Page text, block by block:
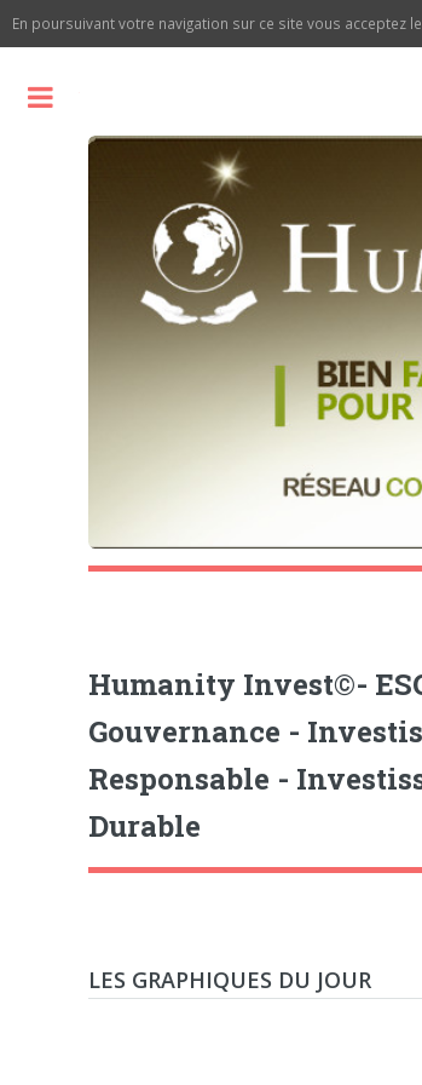
En poursuivant votre navigation sur ce site vous acceptez
Humanity Invest©-
Gouvernance -
Responsable -
Durable
LES GRAPHIQUES DU JOUR